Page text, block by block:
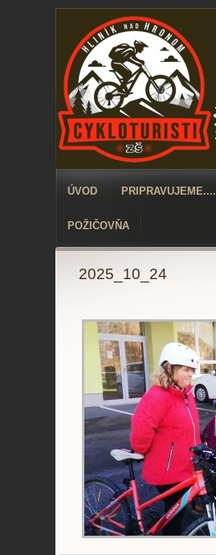
ÚVOD PRIPRAVUJEME....
POŽIČOVŇA
2025_10_24